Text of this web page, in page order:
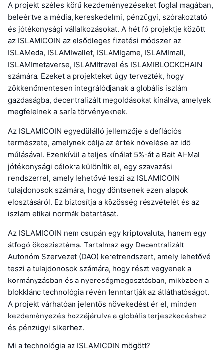
A projekt széles körű kezdeményezéseket foglal magában,
beleértve a média, kereskedelmi, pénzügyi, szórakoztató
és jótékonysági vállalkozásokat. A hét fő projektje között
az ISLAMICOIN az elsődleges fizetési módszer az
ISLAMeda, ISLAMIwallet, ISLAMIgame, ISLAMImall,
ISLAMImetaverse, ISLAMItravel és ISLAMIBLOCKCHAIN
számára. Ezeket a projekteket úgy tervezték, hogy
zökkenőmentesen integrálódjanak a globális iszlám
gazdaságba, decentralizált megoldásokat kínálva, amelyek
megfelelnek a saría törvényeknek.
Az ISLAMICOIN egyedülálló jellemzője a deflációs
természete, amelynek célja az érték növelése az idő
múlásával. Ezenkívül a teljes kínálat 5%-át a Bait Al-Mal
jótékonysági célokra különítik el, egy szavazási
rendszerrel, amely lehetővé teszi az ISLAMICOIN
tulajdonosok számára, hogy döntsenek ezen alapok
elosztásáról. Ez biztosítja a közösség részvételét és az
iszlám etikai normák betartását.
Az ISLAMICOIN nem csupán egy kriptovaluta, hanem egy
átfogó ökoszisztéma. Tartalmaz egy Decentralizált
Autonóm Szervezet (DAO) keretrendszert, amely lehetővé
teszi a tulajdonosok számára, hogy részt vegyenek a
kormányzásban és a nyereségmegosztásban, miközben a
blokklánc technológia révén fenntartják az átláthatóságot.
A projekt várhatóan jelentős növekedést ér el, minden
kezdeményezés hozzájárulva a globális terjeszkedéshez
és pénzügyi sikerhez.
Mi a technológia az ISLAMICOIN mögött?